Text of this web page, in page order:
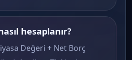
hesaplanır?
Değeri + Net Borç